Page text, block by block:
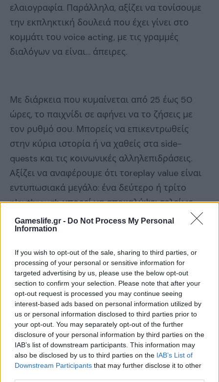
Gameslife.gr - Do Not Process My Personal
Information
If you wish to opt-out of the sale, sharing to third parties, or
processing of your personal or sensitive information for
targeted advertising by us, please use the below opt-out
section to confirm your selection. Please note that after your
opt-out request is processed you may continue seeing
interest-based ads based on personal information utilized by
us or personal information disclosed to third parties prior to
your opt-out. You may separately opt-out of the further
disclosure of your personal information by third parties on the
IAB’s list of downstream participants. This information may
also be disclosed by us to third parties on the IAB’s List of
Downstream Participants that may further disclose it to other
ελαιογραφία. Παράλληλα, αξίζει να τονίσουμε
την εκπληκτική δουλειά που έχει γίνει στο
κομμάτι του voice acting, με τις γραμμές
διαλόγων να είναι… άπειρες.
Με διάρκεια που κυμαίνεται από 25 έως 50
ώρες, το παιχνίδι σε αφήνει να το ζήσεις με
τον ρυθμό σου. Μπορείς να επικεντρωθείς
στην κύρια ιστορία ή να χαθείς στα side-
quests και τις κοινωνικές αλληλεπιδράσεις.
Αξίζει να αναφέρουμε ότι τοreplay value είναι
εντυπωσιακά μεγάλο: ένα δεύτερο ή τρίτο
playthrough μπορεί να αποκαλύψει τελείως
διαφορετικές πλευρές της ιστορίας, καθώς οι
επιλογές σου διαμορφώνουν τον κόσμο με
διαδρομή.
Αργό, αλλά… μαγευτικό!
ΤοThe Necromancer’s Taleενδεχομένως να μην
απευθύνεται σε όλους τους gamers, καθώς δεν
είναι για όσους ψάχνουν άμεση δράση και